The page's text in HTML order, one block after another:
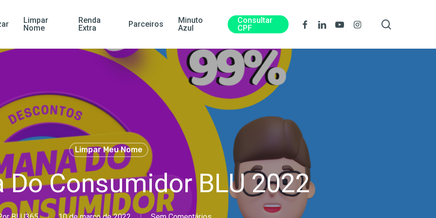
Limpar
Nome
Renda
Extra
Parceiros
Minuto
Azul
Consultar
CPF
FacebookLinkedinYoutubeInstagram
Limpar Meu Nome
Do Consumidor BLU 2022